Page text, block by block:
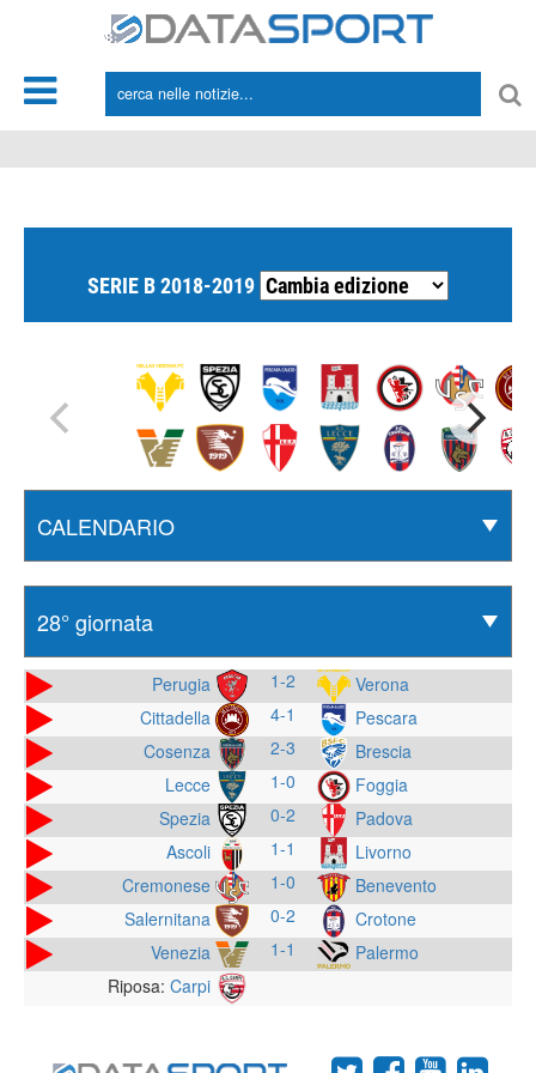
SERIE B 2018-2019
Perugia 1-2
Verona
Cittadella
4-1
Pescara
Cosenza
2-3
Brescia
Lecce
1-0
Foggia
Spezia
0-2
Padova
Ascoli
1-1
Livorno
Cremonese
1-0
Benevento
Salernitana
0-2
Crotone
Venezia
1-1
Palermo
Riposa: Carpi